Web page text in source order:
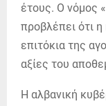
έτους. Ο νόμος
προβλέπει ότι
επιτόκια της
αξίες του
Η αλβανική